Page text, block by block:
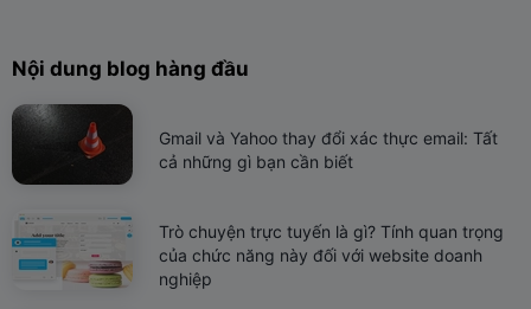
Nội dung blog hàng đầu
Gmail và Yahoo thay đổi xác thực email: Tất
cả những gì bạn cần biết
Trò chuyện trực tuyến là gì? Tính quan trọng
của chức năng này đối với website doanh
nghiệp